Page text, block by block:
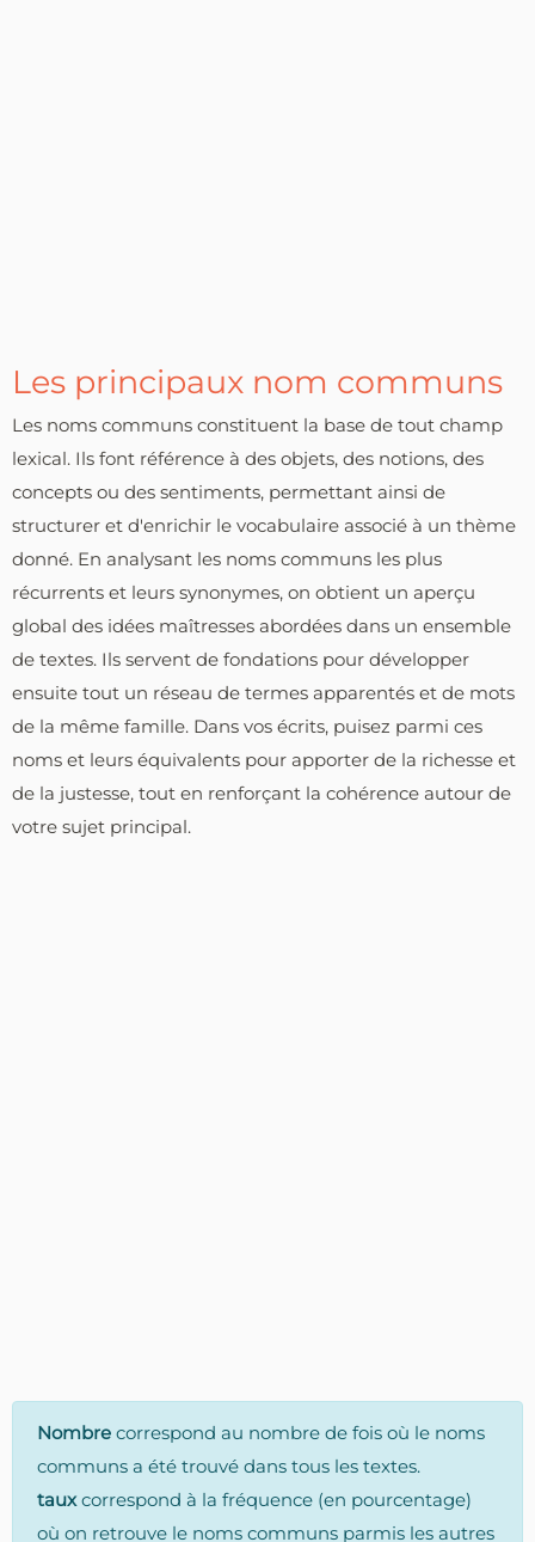
Les principaux nom communs
Les noms communs constituent la base de tout champ
lexical. Ils font référence à des objets, des notions, des
concepts ou des sentiments, permettant ainsi de
structurer et d'enrichir le vocabulaire associé à un thème
donné. En analysant les noms communs les plus
récurrents et leurs synonymes, on obtient un aperçu
global des idées maîtresses abordées dans un ensemble
de textes. Ils servent de fondations pour développer
ensuite tout un réseau de termes apparentés et de mots
de la même famille. Dans vos écrits, puisez parmi ces
noms et leurs équivalents pour apporter de la richesse et
de la justesse, tout en renforçant la cohérence autour de
votre sujet principal.
Nombre correspond au nombre de fois où le noms
communs a été trouvé dans tous les textes.
tauxcorrespond à la fréquence (en pourcentage)
où on retrouve le noms communs parmis les autres